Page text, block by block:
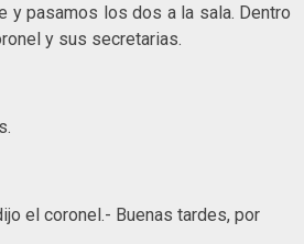
y pasamos los dos a la sala. Dentro
y sus secretarias.
el coronel.- Buenas tardes, por